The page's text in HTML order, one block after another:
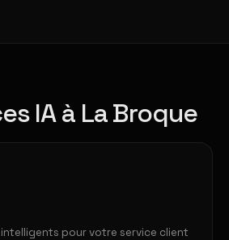
IA à La Broque
pour votre service client